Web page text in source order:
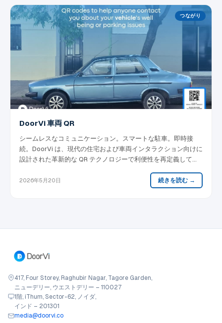
つながり
DoorVi 車両 QR
シームレスなコミュニケーション。スマートな駐車。即時接
続。DoorVi は、現代の住宅および車両インタラクション向けに
設計された革新的な QR テクノロジーで利便性を再定義してい
2026年5月20日 続きを読む →
417, Four Storey, Raghubir Nagar, Tagore Garden,
ニューデリー, ウエストデリー – 110027
1階, iThum, Sector-62, ノイダ,
インド – 201301
media@doorvi.co